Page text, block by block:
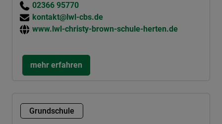
02366 95770
kontakt@lwl-cbs.de
www.lwl-christy-brown-schule-herten.de
mehr erfahren
Grundschule